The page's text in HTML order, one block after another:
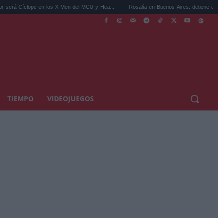
los X-Men del MCU y Hea... Rosalía en Buenos Aires: detiene el tráfico y se s...
TIEMPO VIDEOJUEGOS